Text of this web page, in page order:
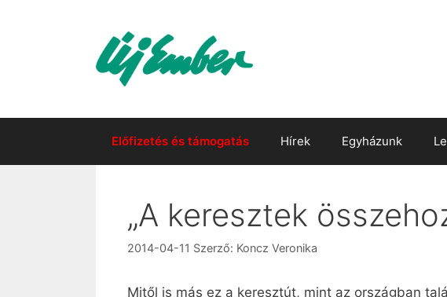
Előfizetés és támogatás Hírek Egyházunk
„A keresztek
2014-04-11 Szerző: Koncz Veronika
Mitől is más ez a keresztút, mint az országban